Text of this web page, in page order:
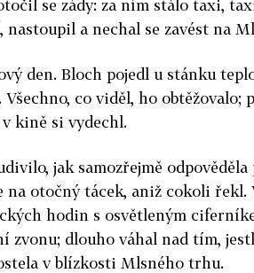
se zády: za ním stálo taxi,
nastoupil a nechal se zavést na
den. Bloch pojedl u stánku
co viděl, ho obtěžovalo;
kině si vydechl.
jak samozřejmě
na otočný tácek, aniž cokoli
hodin s osvětleným
zvonu; dlouho váhal nad tím,
v blízkosti Mlsného trhu.